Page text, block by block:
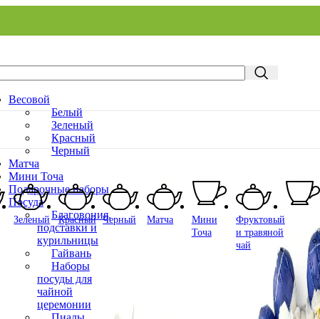
Весовой
Белый
Зеленый
Красный
Черный
Матча
Мини Точа
Подарочные наборы
Посуда
Благовония,
подставки и
курильницы
Гайвань
Наборы
посуды для
чайной
церемонии
Зеленый Красный Черный Матча
Мини
Точа
Фруктовый
и травяной
чай